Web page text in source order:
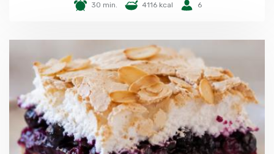
30 min. 4116 kcal 6